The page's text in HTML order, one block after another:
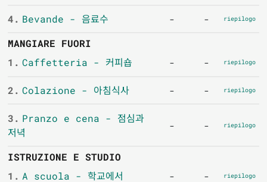
4. Bevande - 음료수 - - riepilogo
MANGIARE FUORI
1. Caffetteria - 커피숍 - - riepilogo
2. Colazione - 아침식사 - - riepilogo
3. Pranzo e cena - 점심과
저녁
- - riepilogo
ISTRUZIONE E STUDIO
1. A scuola - 학교에서 - - riepilogo